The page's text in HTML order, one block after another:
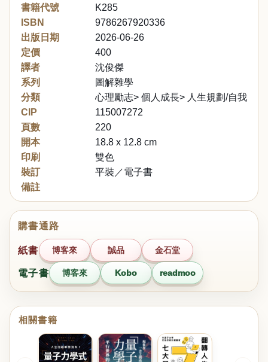
書籍代號
K285
ISBN
9786267920336
出版日期
2026-06-26
定價
400
譯者
沈俊傑
系列
圖解雜學
分類
心理勵志> 個人成長> 人生規劃/自我改變
CIP
115007272
頁數
220
開本
18.8 x 12.8 cm
印刷
雙色
裝訂
平裝／電子書
備註
購書通路
紙書 博客來 誠品 金石堂
電子書 博客來 Kobo readmoo
相關書籍